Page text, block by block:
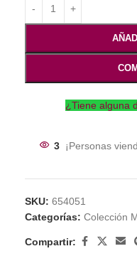
¿Tiene alguna
3 ¡Personas
SKU: 654051
Categorías: Colección
Compartir: